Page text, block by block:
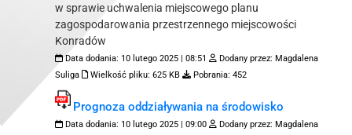
w sprawie uchwalenia miejscowego planu
zagospodarowania przestrzennego miejscowości
Konradów
Data dodania: 10 lutego 2025 | 08:51 Dodany przez: Magdalena
Suliga
Wielkość pliku: 625 KB Pobrania: 452
Prognoza oddziaływania na środowisko
Data dodania: 10 lutego 2025 | 09:00 Dodany przez: Magdalena